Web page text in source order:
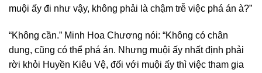
muội ấy đi như vậy, không phải là chậm trễ việc phá án à?”
“Không cần.” Minh Hoa Chương nói: “Không có chân
dung, cũng có thể phá án. Nhưng muội ấy nhất định phải
rời khỏi Huyền Kiêu Vệ, đối với muội ấy thì việc tham gia